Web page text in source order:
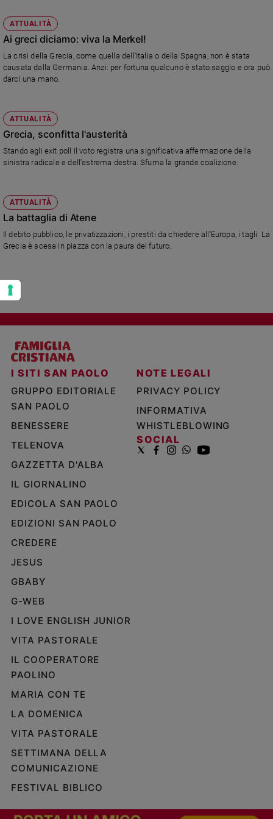
Chi
siamo
Pubblicità
Registrati
Social
ATTUALITÀ
Ai greci diciamo: viva la Merkel!
La crisi della Grecia, come quella dell'Italia o della Spagna, non è stata
causata dalla Germania. Anzi: per fortuna qualcuno è stato saggio e ora può
darci una mano.
ATTUALITÀ
Grecia, sconfitta l'austerità
Stando agli exit poll il voto registra una significativa affermazione della
sinistra radicale e dell'estrema destra. Sfuma la grande coalizione.
ATTUALITÀ
La battaglia di Atene
Il debito pubblico, le privatizzazioni, i prestiti da chiedere all'Europa, i tagli. La
Grecia è scesa in piazza con la paura del futuro.
I SITI SAN PAOLO
GRUPPO EDITORIALE
SAN PAOLO
BENESSERE
TELENOVA
GAZZETTA D'ALBA
IL GIORNALINO
EDICOLA SAN PAOLO
EDIZIONI SAN PAOLO
CREDERE
JESUS
GBABY
G-WEB
I LOVE ENGLISH JUNIOR
VITA PASTORALE
IL COOPERATORE
PAOLINO
MARIA CON TE
LA DOMENICA
VITA PASTORALE
SETTIMANA DELLA
COMUNICAZIONE
FESTIVAL BIBLICO
NOTE LEGALI
PRIVACY POLICY
INFORMATIVA
WHISTLEBLOWING
SOCIAL